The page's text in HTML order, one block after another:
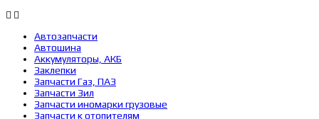
Автозапчасти
Автошина
Аккумуляторы, АКБ
Заклепки
Запчасти Газ, ПАЗ
Запчасти Зил
Запчасти иномарки грузовые
Запчасти к отопителям